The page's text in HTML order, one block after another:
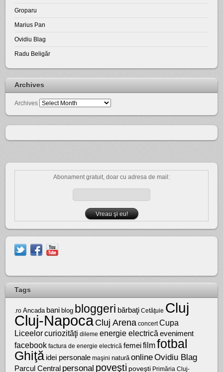
Groparu
Marius Pan
Ovidiu Blag
Radu Beligăr
Archives
Archives
Abonament gratuit, doar cu adresa de mail:
Tags
.ro Ancada bani blog bloggeri bărbaţi Cetăţuie Cluj
Cluj-NapocaCluj Arena concert Cupa
Liceelorcuriozităţi dileme energie electrică eveniment
facebook factura de energie electrică femei filmfotbal
Ghiţă idei personale maşini natură onlineOvidiu Blag
Parcul Central personal poveşti poveşti Primăria Cluj-